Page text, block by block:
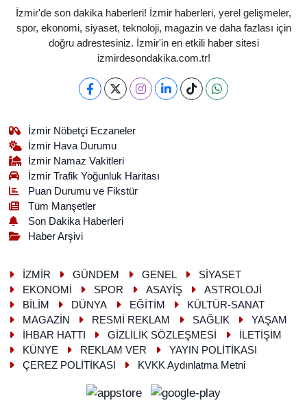
İzmir'de son dakika haberleri! İzmir haberleri, yerel gelişmeler,
spor, ekonomi, siyaset, teknoloji, magazin ve daha fazlası için
doğru adrestesiniz. İzmir'in en etkili haber sitesi
izmirdesondakika.com.tr!
İzmir Nöbetçi Eczaneler
İzmir Hava Durumu
İzmir Namaz Vakitleri
İzmir Trafik Yoğunluk Haritası
Puan Durumu ve Fikstür
Tüm Manşetler
Son Dakika Haberleri
Haber Arşivi
İZMİR GÜNDEM GENEL
SİYASET
EKONOMİ
SPOR ASAYİŞ
ASTROLOJİ
BİLİM
DÜNYA EĞİTİM
KÜLTÜR-SANAT
MAGAZİN
RESMİ REKLAM SAĞLIK
YAŞAM
İHBAR HATTI
GİZLİLİK SÖZLEŞMESİ
İLETİŞİM
KÜNYE
REKLAM VER
YAYIN POLİTİKASI
ÇEREZ POLİTİKASI
KVKK Aydınlatma Metni